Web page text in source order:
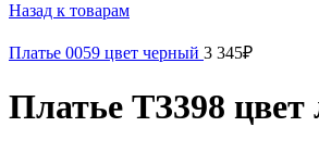
Назад к товарам
Платье 0059 цвет черный 3 345₽
Платье ТЗ398 цвет